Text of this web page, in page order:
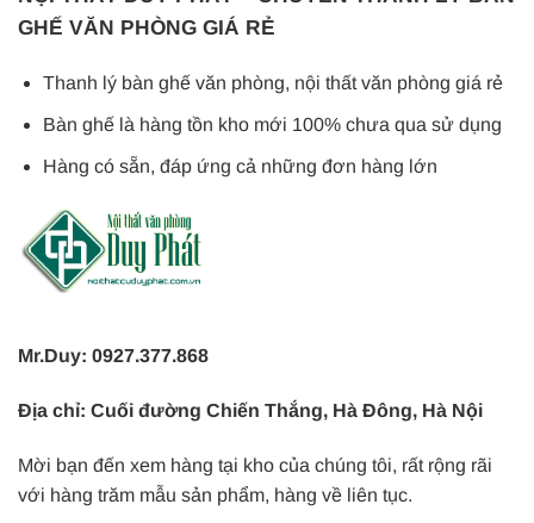
GHẾ VĂN PHÒNG GIÁ RẺ
Thanh lý bàn ghế văn phòng, nội thất văn phòng giá rẻ
Bàn ghế là hàng tồn kho mới 100% chưa qua sử dụng
Hàng có sẵn, đáp ứng cả những đơn hàng lớn
Mr.Duy: 0927.377.868
Địa chỉ: Cuối đường Chiến Thắng, Hà Đông, Hà Nội
Mời bạn đến xem hàng tại kho của chúng tôi, rất rộng rãi
với hàng trăm mẫu sản phẩm, hàng về liên tục.